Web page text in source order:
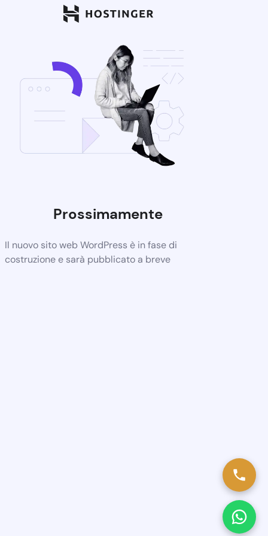
Prossimamente
Il nuovo sito web WordPress è in fase di
costruzione e sarà pubblicato a breve